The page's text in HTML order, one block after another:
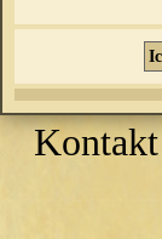
Kontakt